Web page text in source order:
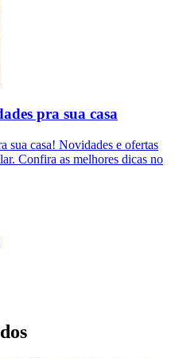
pra sua casa
sua casa! Novidades e ofertas
Confira as melhores dicas no